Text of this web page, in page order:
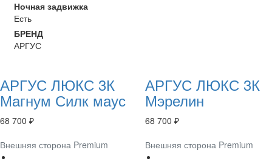
Ночная задвижка
Есть
БРЕНД
АРГУС
АРГУС ЛЮКС 3К
Магнум Силк маус
68 700 ₽
Внешняя сторона Premium
АРГУС ЛЮКС 3К
Мэрелин
68 700 ₽
Внешняя сторона Premium